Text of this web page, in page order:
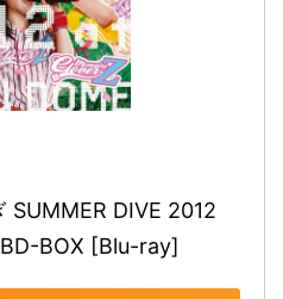
SUMMER DIVE 2012
BOX [Blu-ray]